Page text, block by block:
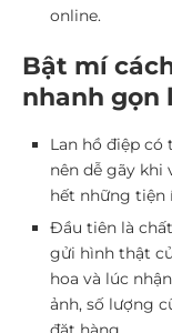
online.
Bật mí
nhanh gọn
Lan hồ điệp
nên dễ gãy khi
hết những tiện
Đầu tiên là
gửi hình thật
hoa và lúc
ảnh, số lượng